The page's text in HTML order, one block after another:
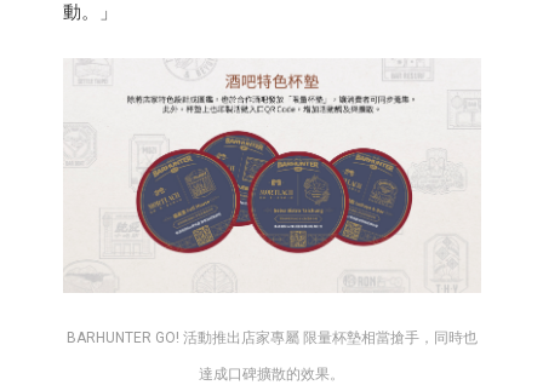
動。」
BARHUNTER GO! 活動推出店家專屬 限量杯墊相當搶手，同時也
達成口碑擴散的效果。